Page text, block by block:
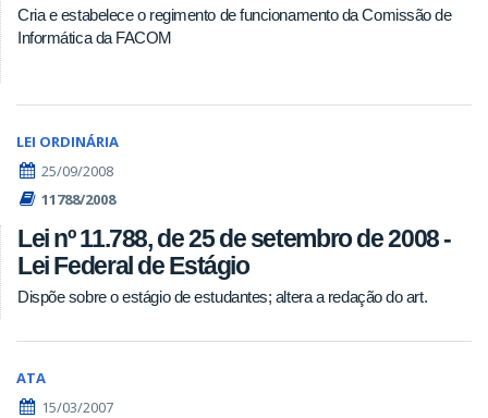
Cria e estabelece o regimento de funcionamento da Comissão de
Informática da FACOM
LEI ORDINÁRIA
25/09/2008
11788/2008
Lei nº 11.788, de 25 de setembro de 2008 -
Lei Federal de Estágio
Dispõe sobre o estágio de estudantes; altera a redação do art.
ATA
15/03/2007